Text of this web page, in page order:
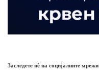
Заследете нѐ на социјалните мрежи